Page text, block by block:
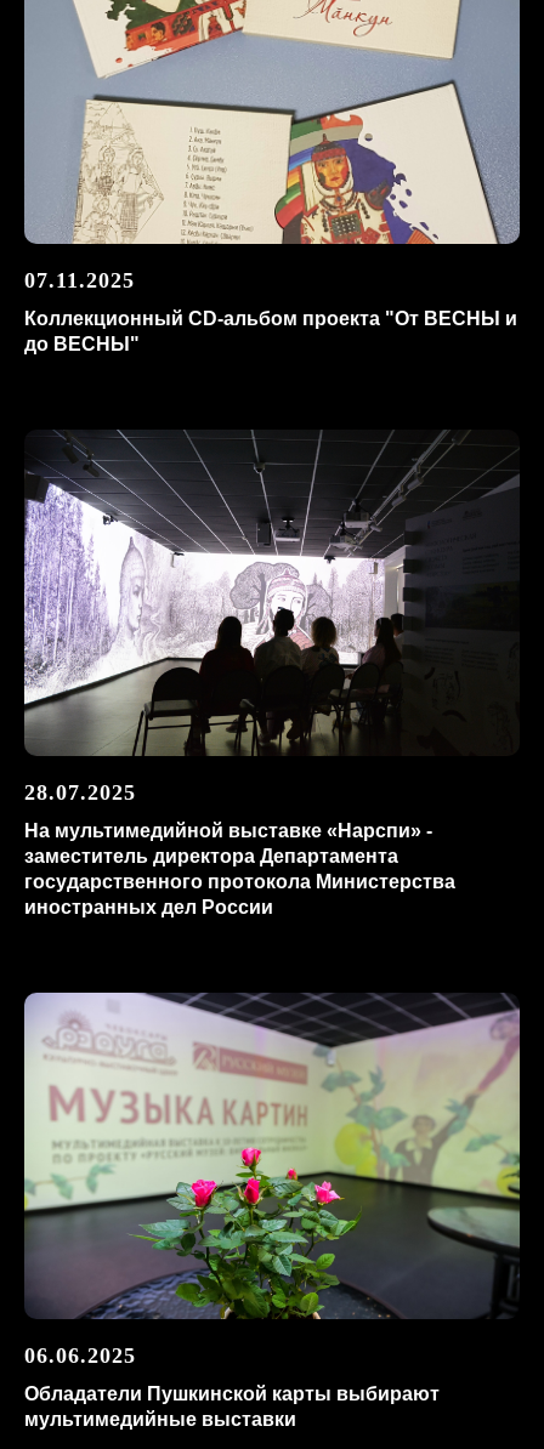
07.11.2025
Коллекционный CD-альбом проекта "От ВЕСНЫ и
до ВЕСНЫ"
28.07.2025
На мультимедийной выставке «Нарспи» -
заместитель директора Департамента
государственного протокола Министерства
иностранных дел России
06.06.2025
Обладатели Пушкинской карты выбирают
мультимедийные выставки